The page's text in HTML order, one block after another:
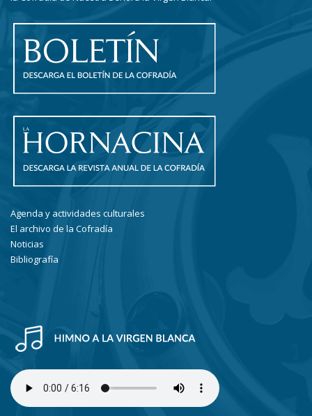
Agenda y actividades culturales
El archivo de la Cofradía
Noticias
Bibliografía